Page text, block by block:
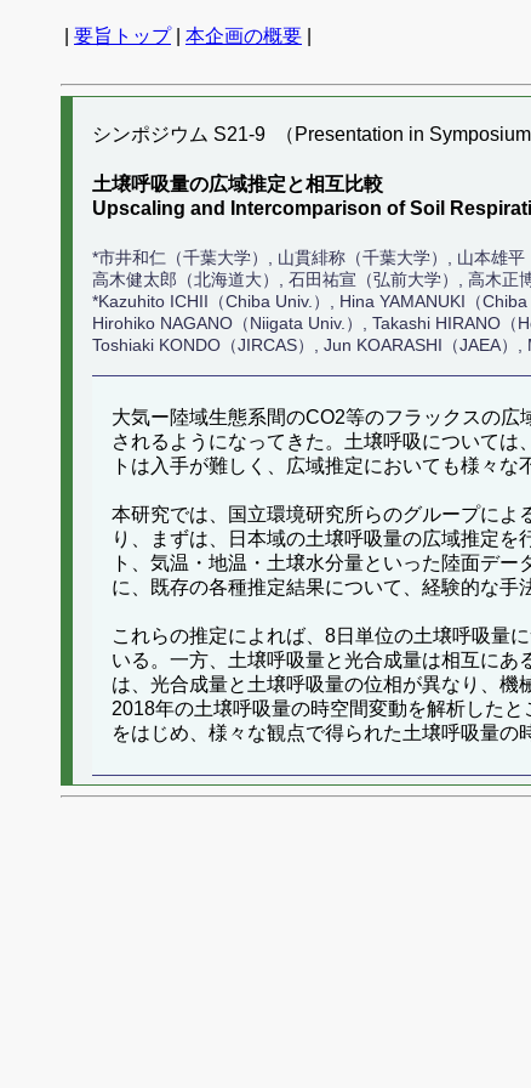
要旨トップ| 本企画の概要
シンポジウム S21-9 （Presentation in Symposium
土壌呼吸量の広域推定と相互比較
Upscaling and Intercomparison of Soil
*市井和仁（千葉大学）, 山貫緋称（千葉大学）, 山本雄
高木健太郎（北海道大）, 石田祐宣（弘前大学）, 高木正
*Kazuhito ICHII（Chiba Univ.）, Hina YAMANUKI（
Hirohiko NAGANO（Niigata Univ.）, Takashi HIRANO
Toshiaki KONDO（JIRCAS）, Jun KOARASHI（JAEA）,
大気ー陸域生態系間のCO2等のフラックスの
されるようになってきた。土壌呼吸について
トは入手が難しく、広域推定においても様々な
本研究では、国立環境研究所らのグループによ
り、まずは、日本域の土壌呼吸量の広域推定
ト、気温・地温・土壌水分量といった陸面デ
に、既存の各種推定結果について、経験的な手
これらの推定によれば、8日単位の土壌呼吸量
いる。一方、土壌呼吸量と光合成量は相互に
は、光合成量と土壌呼吸量の位相が異なり、
2018年の土壌呼吸量の時空間変動を解析した
をはじめ、様々な観点で得られた土壌呼吸量の